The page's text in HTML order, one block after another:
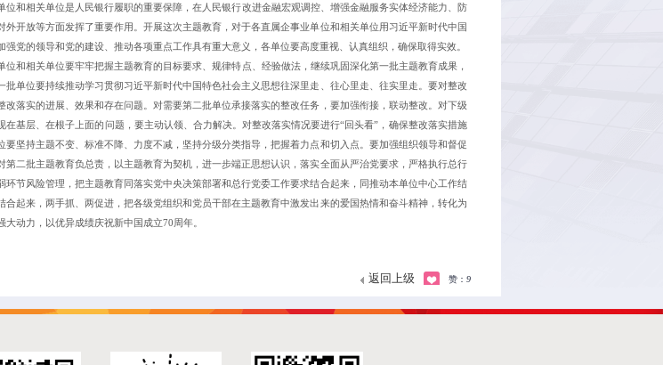
位和相关单位是人民银行履职的重要保障，在人民银行改进金融宏观调控、增强金融服务实体经济能力、防
外开放等方面发挥了重要作用。开展这次主题教育，对于各直属企事业单位和相关单位用习近平新时代中国
强党的领导和党的建设、推动各项重点工作具有重大意义，各单位要高度重视、认真组织，确保取得实效。
位和相关单位要牢牢把握主题教育的目标要求、规律特点、经验做法，继续巩固深化第一批主题教育成果，
批单位要持续推动学习贯彻习近平新时代中国特色社会主义思想往深里走、往心里走、往实里走。要对整改
改落实的进展、效果和存在问题。对需要第二批单位承接落实的整改任务，要加强衔接，联动整改。对下级
在基层、在根子上面的问题，要主动认领、合力解决。对整改落实情况要进行“回头看”，确保整改落实措施
要坚持主题不变、标准不降、力度不减，坚持分级分类指导，把握着力点和切入点。要加强组织领导和督促
第二批主题教育负总责，以主题教育为契机，进一步端正思想认识，落实全面从严治党要求，严格执行总行
环节风险管理，把主题教育同落实党中央决策部署和总行党委工作要求结合起来，同推动本单位中心工作结
合起来，两手抓、两促进，把各级党组织和党员干部在主题教育中激发出来的爱国热情和奋斗精神，转化为
动力，以优异成绩庆祝新中国成立70周年。
返回上级 赞： 9